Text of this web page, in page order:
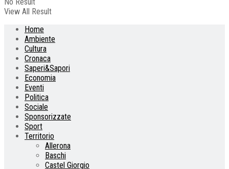
View All Result
Home
Ambiente
Cultura
Cronaca
Saperi&Sapori
Economia
Eventi
Politica
Sociale
Sponsorizzate
Sport
Territorio
Allerona
Baschi
Castel Giorgio